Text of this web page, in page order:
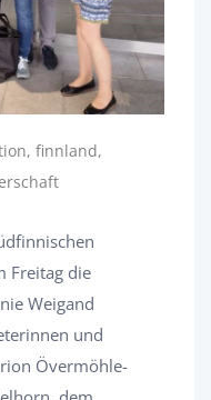
finnland,
Freitag die
Weigand
und
Övermöhle-